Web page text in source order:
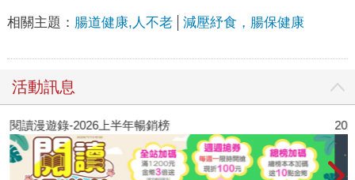
相關主題： 腸道健康,人不老 減壓紓食，腸保健康
活動訊息
閱讀漫遊錄-2026上半年暢銷榜